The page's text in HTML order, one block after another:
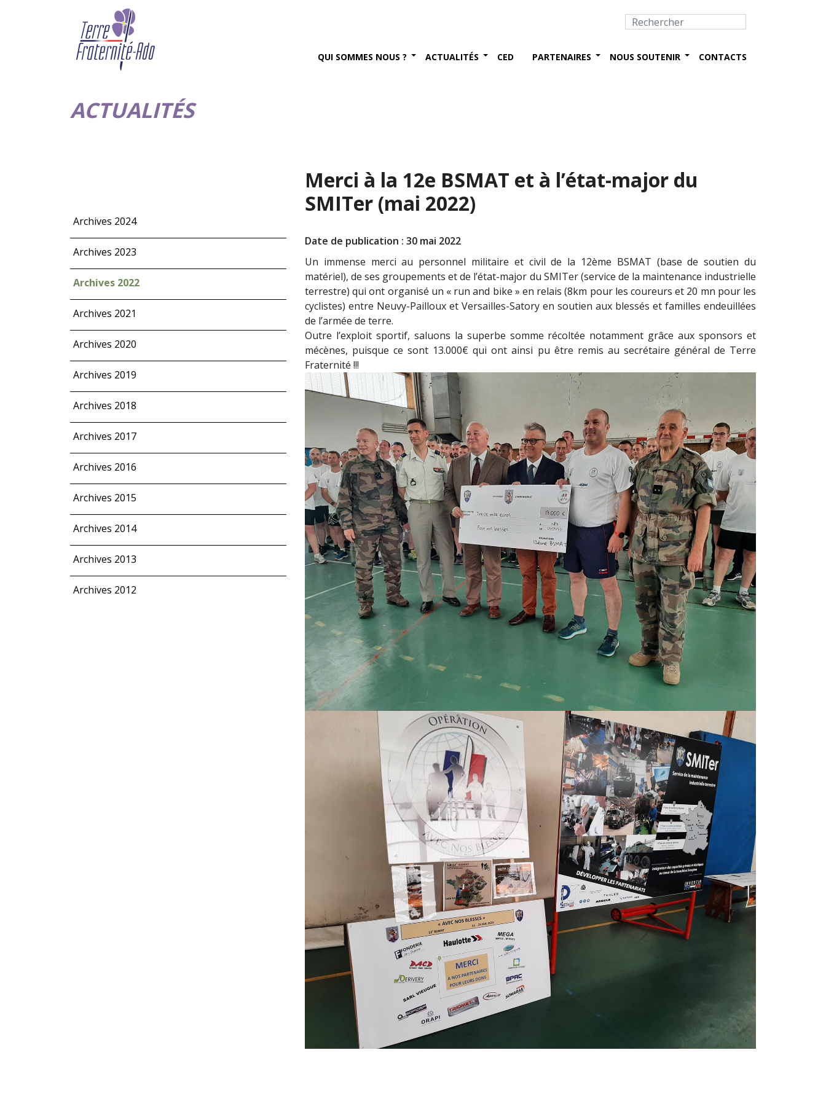
QUI SOMMES NOUS ? ACTUALITÉS CED PARTENAIRES NOUS SOUTENIR CONTACTS
ACTUALITÉS
Archives 2024
Archives 2023
Archives 2022
Archives 2021
Archives 2020
Archives 2019
Archives 2018
Archives 2017
Archives 2016
Archives 2015
Archives 2014
Archives 2013
Archives 2012
Merci à la 12e BSMAT et à l’état-major du
SMITer (mai 2022)
Date de publication : 30 mai 2022
Un immense merci au personnel militaire et civil de la 12ème BSMAT (base de soutien du
matériel), de ses groupements et de l’état-major du SMITer (service de la maintenance industrielle
terrestre) qui ont organisé un « run and bike » en relais (8km pour les coureurs et 20 mn pour les
cyclistes) entre Neuvy-Pailloux et Versailles-Satory en soutien aux blessés et familles endeuillées
de l’armée de terre.
Outre l’exploit sportif, saluons la superbe somme récoltée notamment grâce aux sponsors et
mécènes, puisque ce sont 13.000€ qui ont ainsi pu être remis au secrétaire général de Terre
Fraternité !!!